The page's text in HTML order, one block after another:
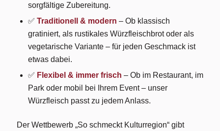
sorgfältige Zubereitung.
✅ Traditionell & modern – Ob klassisch
gratiniert, als rustikales Würzfleischbrot oder als
vegetarische Variante – für jeden Geschmack ist
etwas dabei.
✅ Flexibel & immer frisch – Ob im Restaurant, im
Park oder mobil bei Ihrem Event – unser
Würzfleisch passt zu jedem Anlass.
Der Wettbewerb „So schmeckt Kulturregion“ gibt